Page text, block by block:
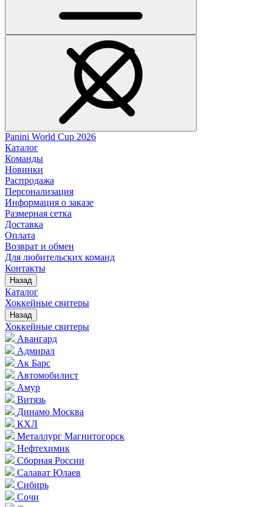
Panini World Cup 2026
Каталог
Команды
Новинки
Распродажа
Персонализация
Информация о заказе
Размерная сетка
Доставка
Оплата
Возврат и обмен
Для любительских команд
Контакты
Назад
Каталог
Хоккейные свитеры
Назад
Хоккейные свитеры
Авангард
Адмирал
Ак Барс
Автомобилист
Амур
Витязь
Динамо Москва
КХЛ
Металлург Магнитогорск
Нефтехимик
Сборная России
Салават Юлаев
Сибирь
Сочи